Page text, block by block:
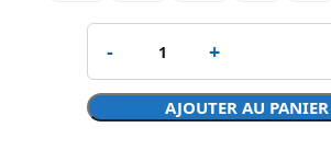
AJOUTER AU PANIER